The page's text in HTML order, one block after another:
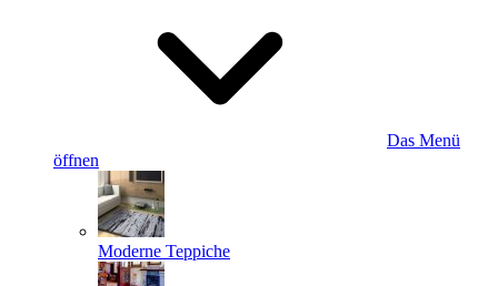
Das Menü
öffnen
Moderne Teppiche